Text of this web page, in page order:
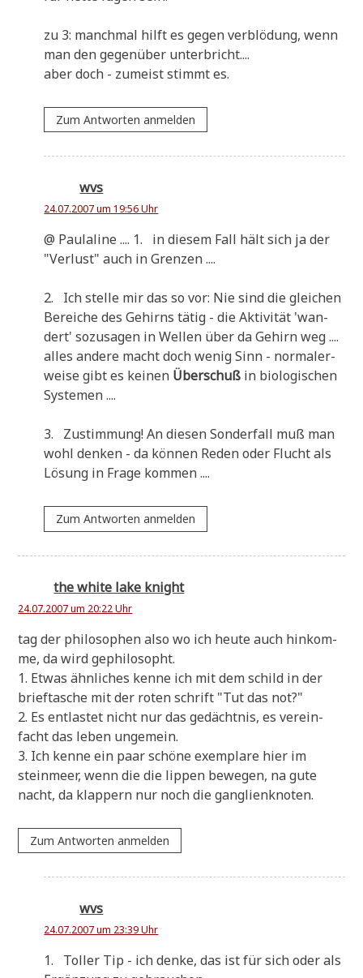
zu 3: manch­mal hilft es gegen ver­blö­dung, wenn
man den gegen­über unterbricht....
aber doch - zumeist stimmt es.
Zum Antworten anmelden
wvs
24.07.2007 um 19:56 Uhr
@ Pau­la­li­ne .... 1. in die­sem Fall hält sich ja der
"Ver­lust" auch in Grenzen ....
2. Ich stel­le mir das so vor: Nie sind die glei­chen
Berei­che des Gehirns tätig - die Akti­vi­tät 'wan­
dert' sozu­sa­gen in Wel­len über da Gehirn weg ....
alles ande­re macht doch wenig Sinn - nor­ma­ler­
wei­se gibt es kei­nen Über­schuß in bio­lo­gi­schen
Systemen ....
3. Zustim­mung! An die­sen Son­der­fall muß man
wohl den­ken - da kön­nen Reden oder Flucht als
Lösung in Fra­ge kommen ....
Zum Antworten anmelden
the white lake knight
24.07.2007 um 20:22 Uhr
tag der phi­lo­so­phen also wo ich heu­te auch hin­kom­
me, da wird gephilosopht.
1. Etwas ähn­li­ches ken­ne ich mit dem schild in der
brief­ta­sche mit der roten schrift "Tut das not?"
2. Es ent­la­stet nicht nur das gedächt­nis, es ver­ein­
facht das leben ungemein.
3. Ich ken­ne ein paar schö­ne exem­pla­re hier im
stein­meer, wenn die die lip­pen bewe­gen, na gute
nacht, da klap­pern nur noch die ganglienknoten.
Zum Antworten anmelden
wvs
24.07.2007 um 23:39 Uhr
1. Tol­ler Tip - ich den­ke, das ist für sich oder als